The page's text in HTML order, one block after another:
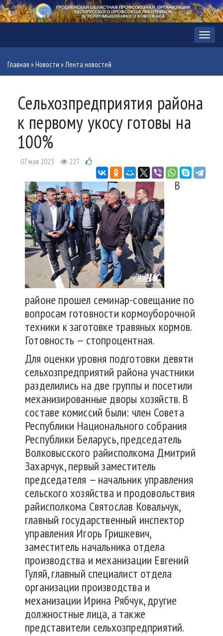
Меню
Главная »Новости »Лента новостей
Сельхозпредприятия района
к первому укосу готовы на
100%
07 мая 2025 227
В
районе прошел семинар-совещание по
вопросам готовности кормоуборочной
техники к заготовке травяных кормов.
Готовность — стопроцентная.
Для оценки уровня подготовки девяти
сельхозпредприятий района участники
разделились на две группы и посетили
механизированные дворы хозяйств. В
составе комиссий были: член Совета
Республики Национального собрания
Республики Беларусь, председатель
Волковысского райисполкома Дмитрий
Захарчук, первый заместитель
председателя — начальник управления
сельского хозяйства и продовольствия
райисполкома Святослав Ковальчук,
главный государственный инспектор
управления Игорь Гришкевич,
заместитель начальника отдела
производства и механизации Евгений
Гуляй, главный специалист отдела
организации производства и
механизации Ирина Рябчук, другие
должностные лица, а также
представители сельхозпредприятий.